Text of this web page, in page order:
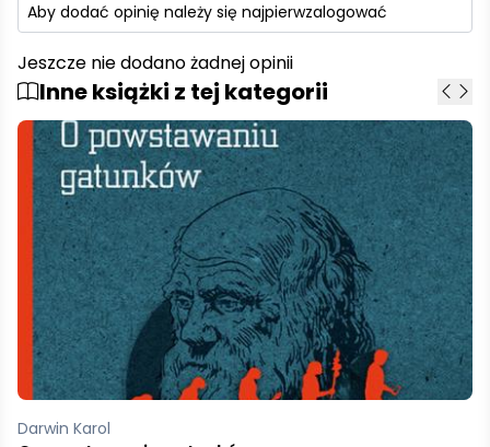
Aby dodać opinię należy się najpierwzalogować
Jeszcze nie dodano żadnej opinii
Inne książki z tej kategorii
Darwin Karol